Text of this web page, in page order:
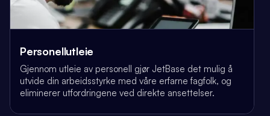
Personellutleie
Gjennom utleie av personell gjør JetBase det mulig å
utvide din arbeidsstyrke med våre erfarne fagfolk, og
eliminerer utfordringene ved direkte ansettelser.